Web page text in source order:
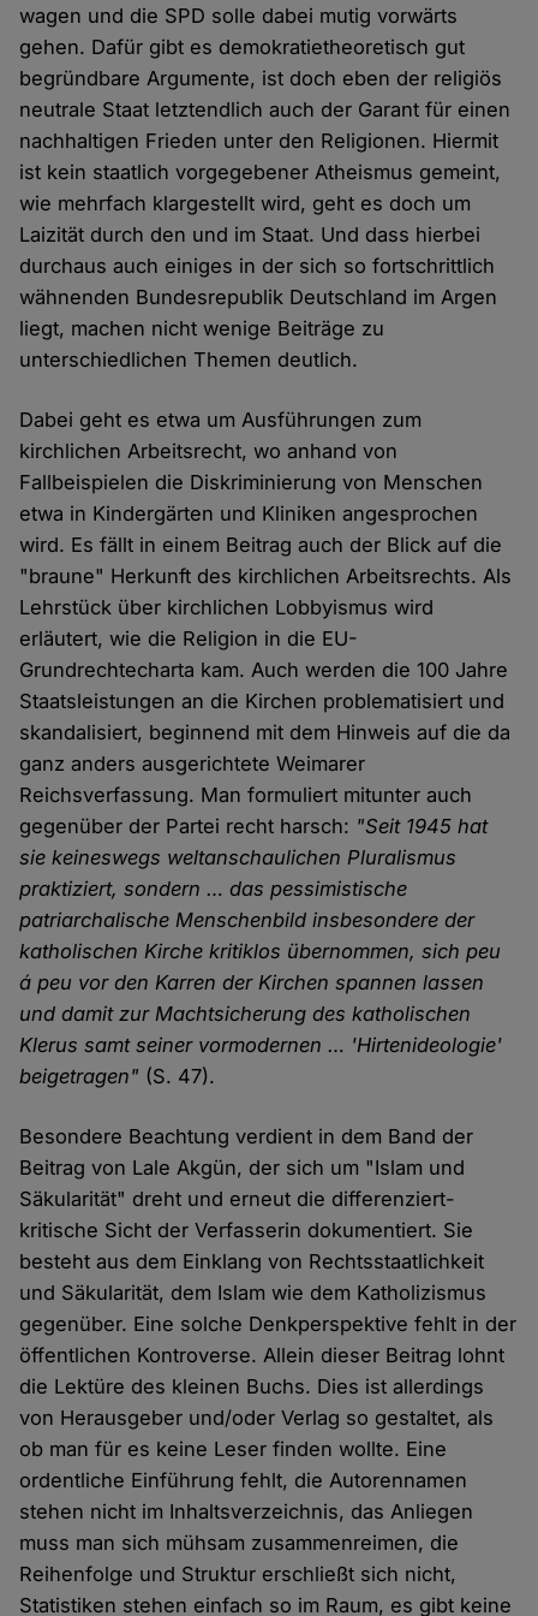
wagen und die SPD solle dabei mutig vorwärts
gehen. Dafür gibt es demokratietheoretisch gut
begründbare Argumente, ist doch eben der religiös
neutrale Staat letztendlich auch der Garant für einen
nachhaltigen Frieden unter den Religionen. Hiermit
ist kein staatlich vorgegebener Atheismus gemeint,
wie mehrfach klargestellt wird, geht es doch um
Laizität durch den und im Staat. Und dass hierbei
durchaus auch einiges in der sich so fortschrittlich
wähnenden Bundesrepublik Deutschland im Argen
liegt, machen nicht wenige Beiträge zu
unterschiedlichen Themen deutlich.
Dabei geht es etwa um Ausführungen zum
kirchlichen Arbeitsrecht, wo anhand von
Fallbeispielen die Diskriminierung von Menschen
etwa in Kindergärten und Kliniken angesprochen
wird. Es fällt in einem Beitrag auch der Blick auf die
"braune" Herkunft des kirchlichen Arbeitsrechts. Als
Lehrstück über kirchlichen Lobbyismus wird
erläutert, wie die Religion in die EU-
Grundrechtecharta kam. Auch werden die 100 Jahre
Staatsleistungen an die Kirchen problematisiert und
skandalisiert, beginnend mit dem Hinweis auf die da
ganz anders ausgerichtete Weimarer
Reichsverfassung. Man formuliert mitunter auch
gegenüber der Partei recht harsch: "Seit 1945 hat
sie keineswegs weltanschaulichen Pluralismus
praktiziert, sondern … das pessimistische
patriarchalische Menschenbild insbesondere der
katholischen Kirche kritiklos übernommen, sich peu
á peu vor den Karren der Kirchen spannen lassen
und damit zur Machtsicherung des katholischen
Klerus samt seiner vormodernen … 'Hirtenideologie'
beigetragen" (S. 47).
Besondere Beachtung verdient in dem Band der
Beitrag von Lale Akgün, der sich um "Islam und
Säkularität" dreht und erneut die differenziert-
kritische Sicht der Verfasserin dokumentiert. Sie
besteht aus dem Einklang von Rechtsstaatlichkeit
und Säkularität, dem Islam wie dem Katholizismus
gegenüber. Eine solche Denkperspektive fehlt in der
öffentlichen Kontroverse. Allein dieser Beitrag lohnt
die Lektüre des kleinen Buchs. Dies ist allerdings
von Herausgeber und/oder Verlag so gestaltet, als
ob man für es keine Leser finden wollte. Eine
ordentliche Einführung fehlt, die Autorennamen
stehen nicht im Inhaltsverzeichnis, das Anliegen
muss man sich mühsam zusammenreimen, die
Reihenfolge und Struktur erschließt sich nicht,
Statistiken stehen einfach so im Raum, es gibt keine